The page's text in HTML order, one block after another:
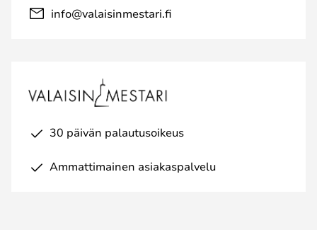
info@valaisinmestari.fi
30 päivän palautusoikeus
Ammattimainen asiakaspalvelu